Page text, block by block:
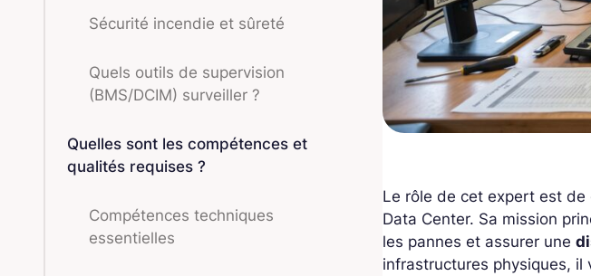
Sécurité incendie et sûreté
Quels outils de supervision
(BMS/DCIM) surveiller ?
Quelles sont les compétences et
qualités requises ?
Compétences techniques
essentielles
Le rôle de cet expert est de
Data Center. Sa mission
les pannes et assurer une
infrastructures physiques, il